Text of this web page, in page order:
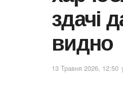
здачі
видно
13 Травня 2026, 12:50